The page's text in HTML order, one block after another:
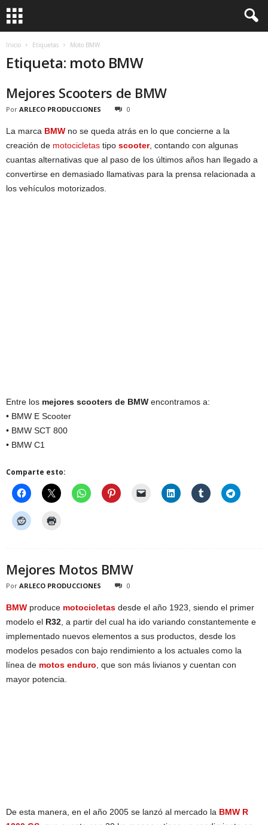
Inicio Etiquetas Moto BMW
Etiqueta: moto BMW
Mejores Scooters de BMW
Por ARLECO PRODUCCIONES 0
La marca BMW no se queda atrás en lo que concierne a la
creación de motocicletas tipo scooter, contando con algunas
cuantas alternativas que al paso de los últimos años han llegado a
convertirse en demasiado llamativas para la prensa relacionada a
los vehículos motorizados.
Entre los mejores scooters de BMW encontramos a:
• BMW E Scooter
• BMW SCT 800
• BMW C1
Comparte esto:
Mejores Motos BMW
Por ARLECO PRODUCCIONES 0
BMW produce motocicletas desde el año 1923, siendo el primer
modelo el R32 , a partir del cual ha ido variando constantemente e
implementado nuevos elementos a sus productos, desde los
modelos pesados con bajo rendimiento a los actuales como la
línea de motos enduro , que son más livianos y cuentan con
mayor potencia.
De esta manera, en el año 2005 se lanzó al mercado la BMW R